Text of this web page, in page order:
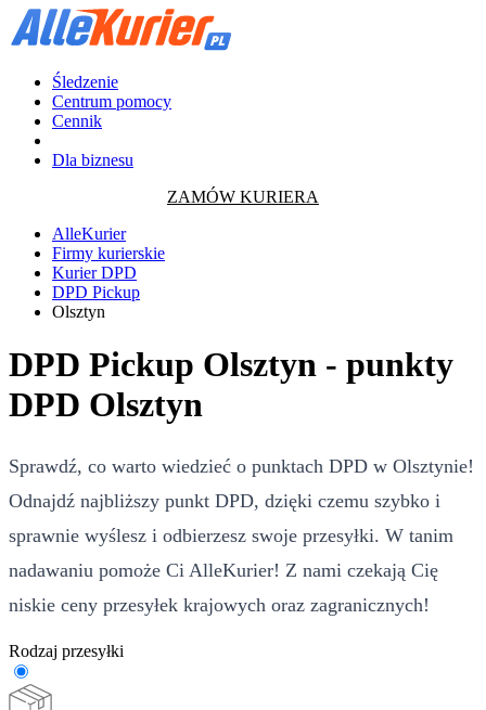
Śledzenie
Centrum pomocy
Cennik
Dla biznesu
ZAMÓW KURIERA
AlleKurier
Firmy kurierskie
Kurier DPD
DPD Pickup
Olsztyn
DPD Pickup Olsztyn - punkty
DPD Olsztyn
Sprawdź, co warto wiedzieć o punktach DPD w Olsztynie!
Odnajdź najbliższy punkt DPD, dzięki czemu szybko i
sprawnie wyślesz i odbierzesz swoje przesyłki. W tanim
nadawaniu pomoże Ci AlleKurier! Z nami czekają Cię
niskie ceny przesyłek krajowych oraz zagranicznych!
Rodzaj przesyłki